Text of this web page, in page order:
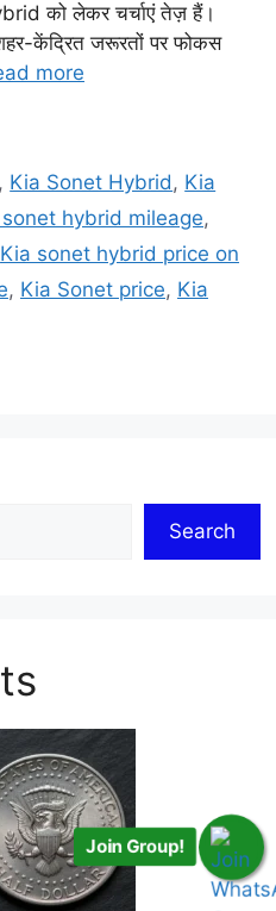
को लेकर चर्चाएं तेज़ हैं।
केंद्रित जरूरतों पर फोकस
more
, Kia Sonet Hybrid, Kia
hybrid mileage,
Kia sonet hybrid price on
, Kia Sonet price, Kia
Search
Join Group!